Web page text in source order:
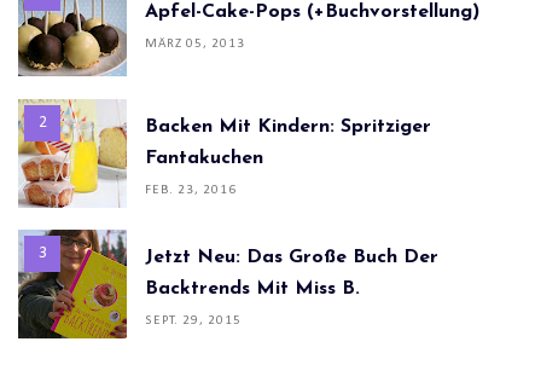
Apfel-Cake-Pops (+Buchvorstellung)
MÄRZ 05, 2013
Backen Mit Kindern: Spritziger
Fantakuchen
FEB. 23, 2016
Jetzt Neu: Das Große Buch Der
Backtrends Mit Miss B.
SEPT. 29, 2015